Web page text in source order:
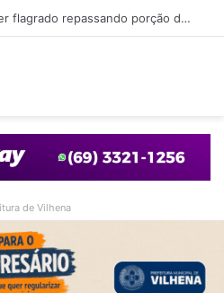
Homem é preso após ser encontrado nos fundos de casa que foi arrombada em Vilhena
de Vilhena